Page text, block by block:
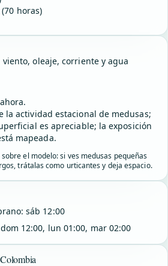
horas)
oleaje, corriente y agua
la actividad estacional de medusas;
es apreciable; la exposición
mapeada.
el modelo: si ves medusas pequeñas
trátalas como urticantes y deja espacio.
sáb 12:00
12:00, lun 01:00, mar 02:00